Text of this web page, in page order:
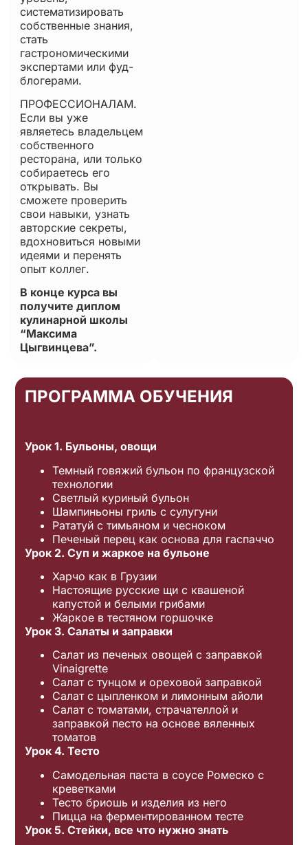
систематизировать
собственные знания,
стать
гастрономическими
экспертами или фуд-
блогерами.
ПРОФЕССИОНАЛАМ.
Если вы уже
являетесь владельцем
собственного
ресторана, или только
собираетесь его
открывать. Вы
сможете проверить
свои навыки, узнать
авторские секреты,
вдохновиться новыми
идеями и перенять
опыт коллег.
В конце курса вы
получите диплом
кулинарной школы
“Максима
Цыгвинцева”.
ПРОГРАММА ОБУЧЕНИЯ
Урок 1. Бульоны, овощи
Темный говяжий бульон по французской
технологии
Светлый куриный бульон
Шампиньоны гриль с сулугуни
Рататуй с тимьяном и чесноком
Печеный перец как основа для гаспаччо
Урок 2. Суп и жаркое на бульоне
Харчо как в Грузии
Настоящие русские щи с квашеной
капустой и белыми грибами
Жаркое в тестяном горшочке
Урок 3. Салаты и заправки
Салат из печеных овощей с заправкой
Vinaigrette
Салат с тунцом и ореховой заправкой
Салат с цыпленком и лимонным айоли
Салат с томатами, страчателлой и
заправкой песто на основе вяленных
томатов
Урок 4. Тесто
Самодельная паста в соусе Ромеско с
креветками
Тесто бриошь и изделия из него
Пицца на ферментированном тесте
Урок 5. Стейки, все что нужно знать